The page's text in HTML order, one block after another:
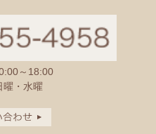
～18:00
曜・水曜